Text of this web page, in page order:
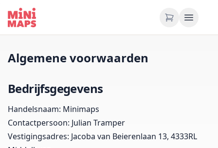
Ga naar inhoud
Algemene voorwaarden
Bedrijfsgegevens
Handelsnaam: Minimaps
Contactpersoon: Julian Tramper
Vestigingsadres: Jacoba van Beierenlaan 13, 4333RL